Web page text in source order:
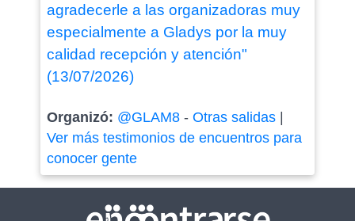
agradecerle a las organizadoras muy
especialmente a Gladys por la muy
calidad recepción y atención"
(13/07/2026)
Organizó: @GLAM8- Otras salidas|
Ver más testimonios de encuentros para
conocer gente